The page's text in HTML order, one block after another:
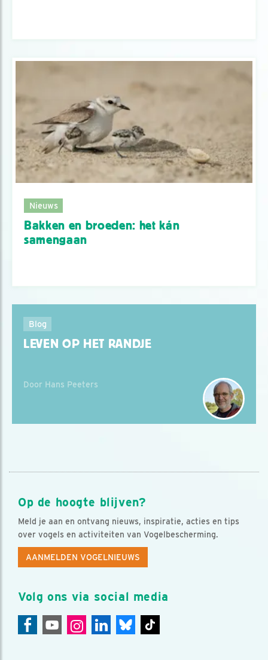
Nieuws
Bakken en broeden: het kán
samengaan
Blog
LEVEN OP HET RANDJE
Door Hans Peeters
Op de hoogte blijven?
Meld je aan en ontvang nieuws, inspiratie, acties en tips
over vogels en activiteiten van Vogelbescherming.
AANMELDEN VOGELNIEUWS
Volg ons via social media